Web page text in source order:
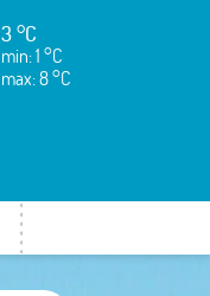
3 °C
min: 1 °C
max: 8 °C